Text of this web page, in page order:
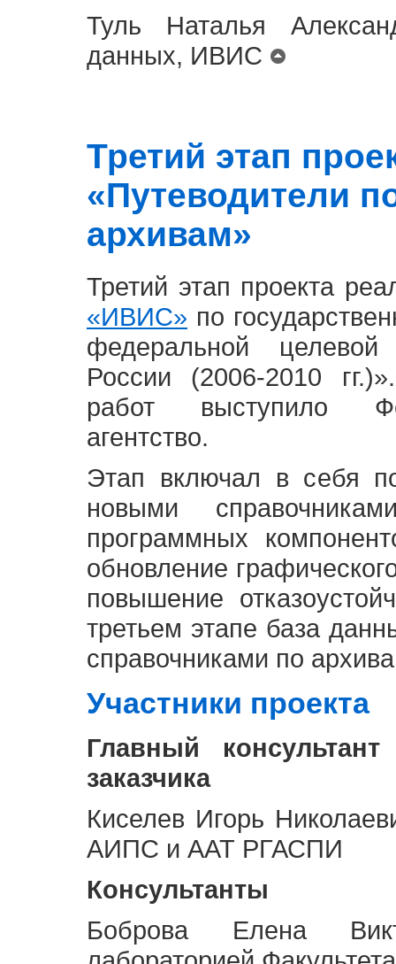
Туль Наталья
данных, ИВИС
Третий этап
«Путеводители
архивам»
Третий этап проекта
«ИВИС» по
федеральной
России (2006-2010
работ выступило
агентство.
Этап включал в себя
новыми
программных
обновление
повышение
третьем этапе база
справочниками по
Участники проекта
Главный
заказчика
Киселев Игорь
АИПС и ААТ РГАСПИ
Консультанты
Боброва Елена